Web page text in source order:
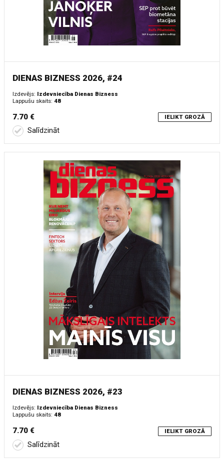
DIENAS BIZNESS 2026, #24
Izdevējs: Izdevniecība Dienas Bizness
Lappušu skaits: 48
7.70 € IELIKT GROZĀ
Salīdzināt
DIENAS BIZNESS 2026, #23
Izdevējs: Izdevniecība Dienas Bizness
Lappušu skaits: 48
7.70 € IELIKT GROZĀ
Salīdzināt